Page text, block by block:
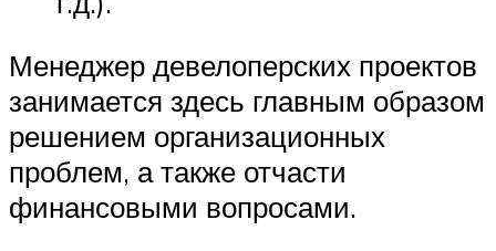
Менеджер девелоперских проектов
занимается здесь главным образом
решением организационных
проблем, а также отчасти
финансовыми вопросами.